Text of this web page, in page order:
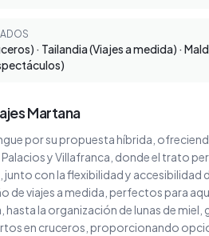
· Tailandia (Viajes a medida) ·
Martana
por su propuesta híbrida,
Palacios y Villafranca, donde el trato
con la flexibilidad y accesibilidad
de viajes a medida, perfectos para
hasta la organización de lunas de
en cruceros, proporcionando